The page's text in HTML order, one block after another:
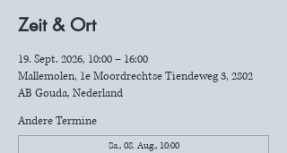
Zeit & Ort
19. Sept. 2026, 10:00 – 16:00
Mallemolen, 1e Moordrechtse Tiendeweg 3, 2802
AB Gouda, Nederland
Andere Termine
Sa., 08. Aug., 10:00